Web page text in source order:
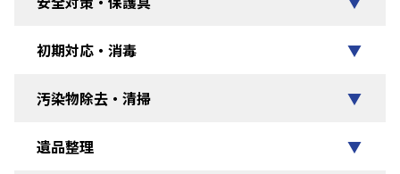
初期対応・消毒 ▼
汚染物除去・清掃 ▼
遺品整理 ▼